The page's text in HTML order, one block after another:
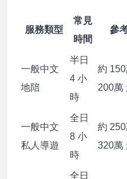
服務類型
常見
時間
參
一般中文
地陪
半日
4 小
時
約 150
200萬
一般中文
私人導遊
全日
8 小
時
約 250
320萬
全日